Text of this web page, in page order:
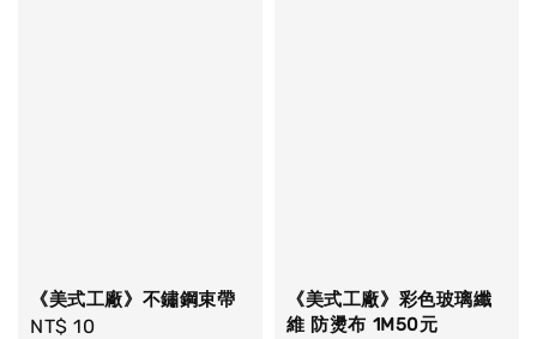
《美式工廠》不鏽鋼束帶
Regular
NT$ 10
《美式工廠》彩色玻璃纖
維 防燙布 1M50元